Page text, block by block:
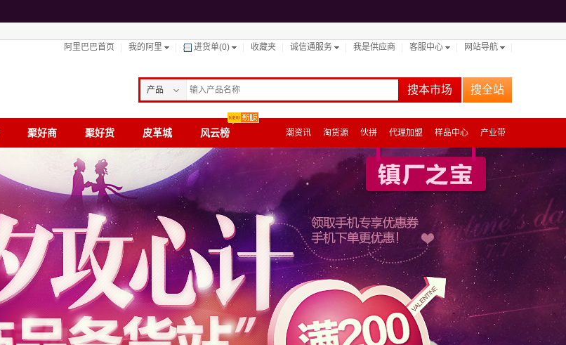
阿里巴巴首页 我的阿里 进货单(0) 收藏夹 诚信通服务 我是供应商 客服中心 网站导航
产品
求购
搜本市场 搜全站
聚好商 聚好货 皮革城 风云榜 产业带
样品中心
代理加盟
伙拼
淘货源
潮资讯